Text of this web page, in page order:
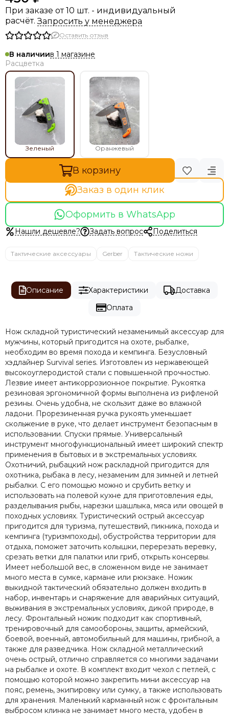
При заказе от 10 шт. - индивидуальный
расчёт.Запросить у менеджера
Оставить отзыв
В наличиив 1 магазине
Расцветка
Зеленый Оранжевый
В корзину
Заказ в один клик
Оформить в WhatsApp
Нашли дешевле? Задать вопрос Поделиться
Тактические аксессуары Gerber Тактические ножи
Описание Характеристики
Доставка
Оплата
Нож складной туристический незаменимый аксессуар для
мужчины, который пригодится на охоте, рыбалке,
необходим во время похода и кемпинга. Безусловный
хэдлайнер Survival series. Изготовлен из нержавеющей
высокоуглеродистой стали с повышенной прочностью.
Лезвие имеет антикоррозионное покрытие. Рукоятка
резиновая эргономичной формы выполнена из рифленой
резины. Очень удобна, не скользит даже во влажной
ладони. Прорезиненная ручка рукоять уменьшает
скольжение в руке, что делает инструмент безопасным в
использовании. Спуски прямые. Универсальный
инструмент многофункциональный имеет широкий спектр
применения в бытовых и в экстремальных условиях.
Охотничий, рыбацкий нож раскладной пригодится для
охотника, рыбака в лесу, незаменим для зимней и летней
рыбалки. С его помощью можно и срубить ветку и
использовать на полевой кухне для приготовления еды,
разделывания рыбы, нарезки шашлыка, мяса или овощей в
походных условиях. Туристический острый аксессуар
пригодится для туризма, путешествий, пикника, похода и
кемпинга (туризмпоходы), обустройства территории для
отдыха, поможет заточить колышки, перерезать веревку,
срезать ветки для палатки или гриб, открыть консервы.
Имеет небольшой вес, в сложенном виде не занимает
много места в сумке, кармане или рюкзаке. Ножик
выкидной тактический обязательно должен входить в
набор, инвентарь и снаряжение для аварийных ситуаций,
выживания в экстремальных условиях, дикой природе, в
лесу. Фронтальный ножик подходит как спортивный,
тренировочный для самообороны, защиты, армейский,
боевой, военный, автомобильный для машины, грибной, а
также для разведчика. Нож складной металлический
очень острый, отлично справляется со многими задачами
на рыбалке и охоте. В комплект входит чехол с петлей, с
помощью которой можно закрепить мини аксессуар на
пояс, ремень, экипировку или сумку, а также использовать
для хранения. Маленький карманный нож с фронтальным
выбросом клинка не занимает много места, удобен в